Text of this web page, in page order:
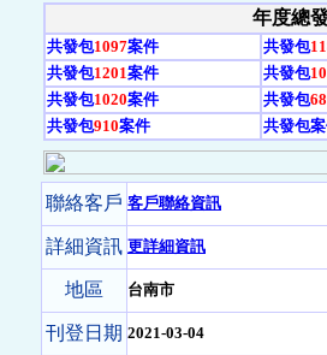
年度總
共發包1097案件 共發包
共發包1201案件 共發包
共發包1020案件 共發包
共發包910案件 共發包
聯絡客戶 客戶聯絡資訊
詳細資訊 更詳細資訊
地區 台南市
刊登日期 2021-03-04